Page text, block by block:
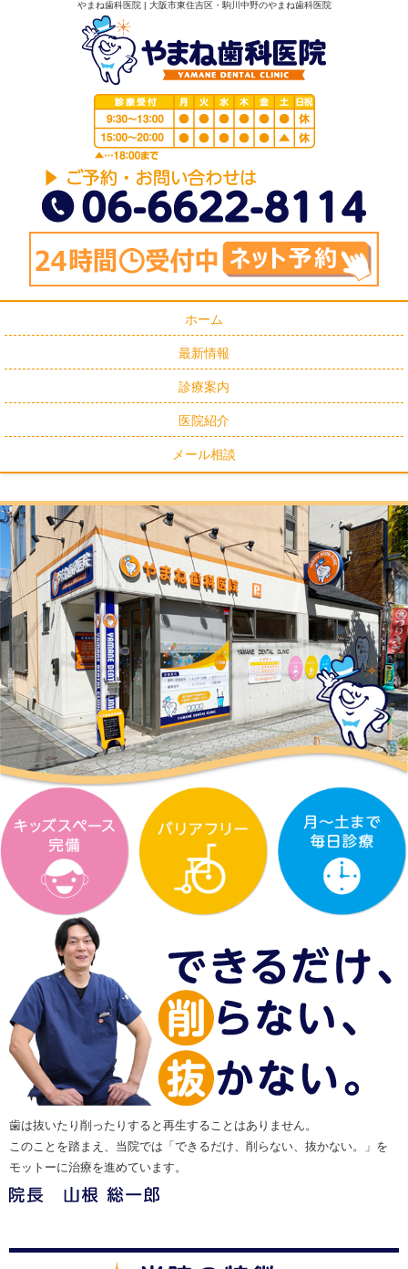
やまね歯科医院 | 大阪市東住吉区・駒川中野のやまね歯科医院
ホーム
最新情報
診療案内
医院紹介
メール相談
歯は抜いたり削ったりすると再生することはありません。
このことを踏まえ、当院では「できるだけ、削らない、抜かない。」を
モットーに治療を進めています。